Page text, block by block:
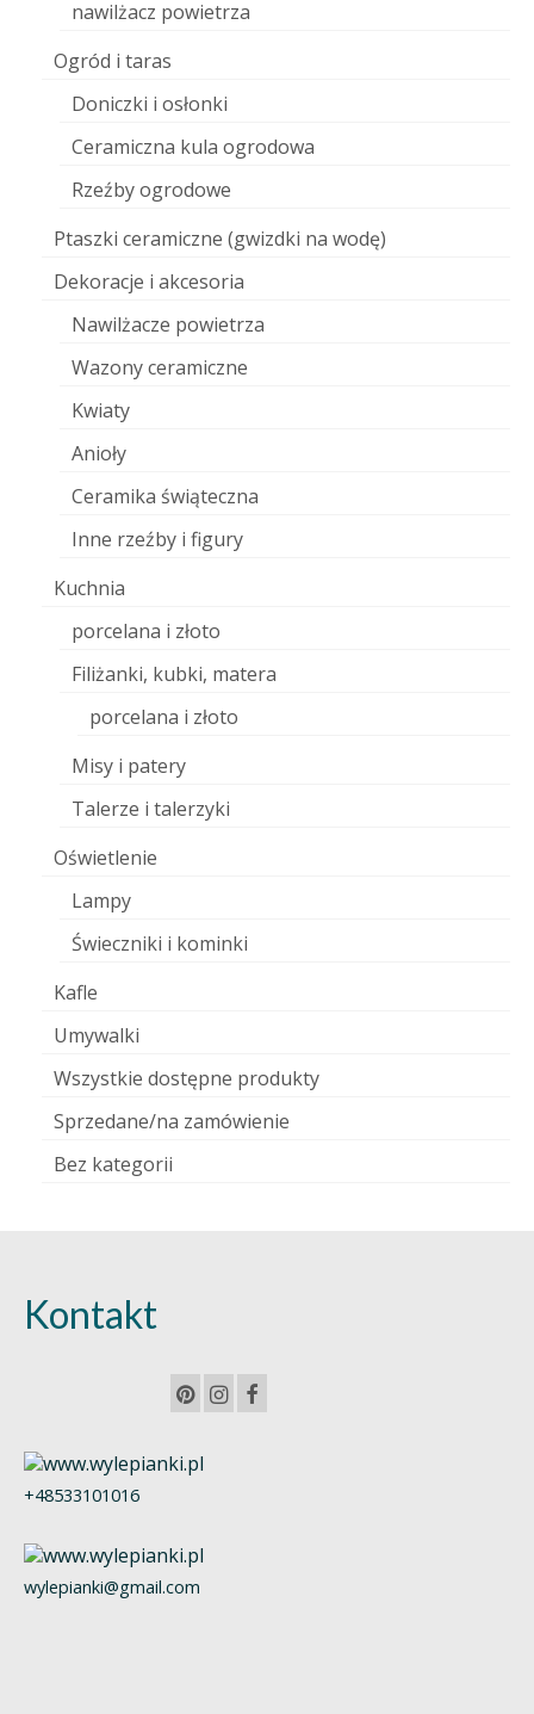
nawilżacz powietrza
Ogród i taras
Doniczki i osłonki
Ceramiczna kula ogrodowa
Rzeźby ogrodowe
Ptaszki ceramiczne (gwizdki na wodę)
Dekoracje i akcesoria
Nawilżacze powietrza
Wazony ceramiczne
Kwiaty
Anioły
Ceramika świąteczna
Inne rzeźby i figury
Kuchnia
porcelana i złoto
Filiżanki, kubki, matera
porcelana i złoto
Misy i patery
Talerze i talerzyki
Oświetlenie
Lampy
Świeczniki i kominki
Kafle
Umywalki
Wszystkie dostępne produkty
Sprzedane/na zamówienie
Bez kategorii
Kontakt
+48533101016
wylepianki@gmail.com